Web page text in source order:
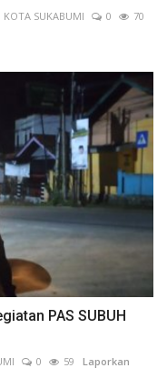
KOTA SUKABUMI 0
70
PAS SUBUH
0 59 Laporkan